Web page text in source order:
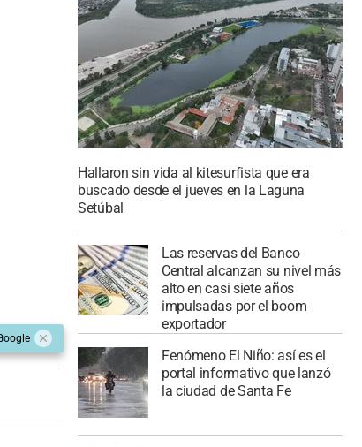
Hallaron sin vida al kitesurfista que era
buscado desde el jueves en la Laguna
Setúbal
Las reservas del Banco
Central alcanzan su nivel más
alto en casi siete años
impulsadas por el boom
exportador
Fenómeno El Niño: así es el
portal informativo que lanzó
la ciudad de Santa Fe